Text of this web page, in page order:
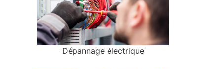
Dépannage électrique